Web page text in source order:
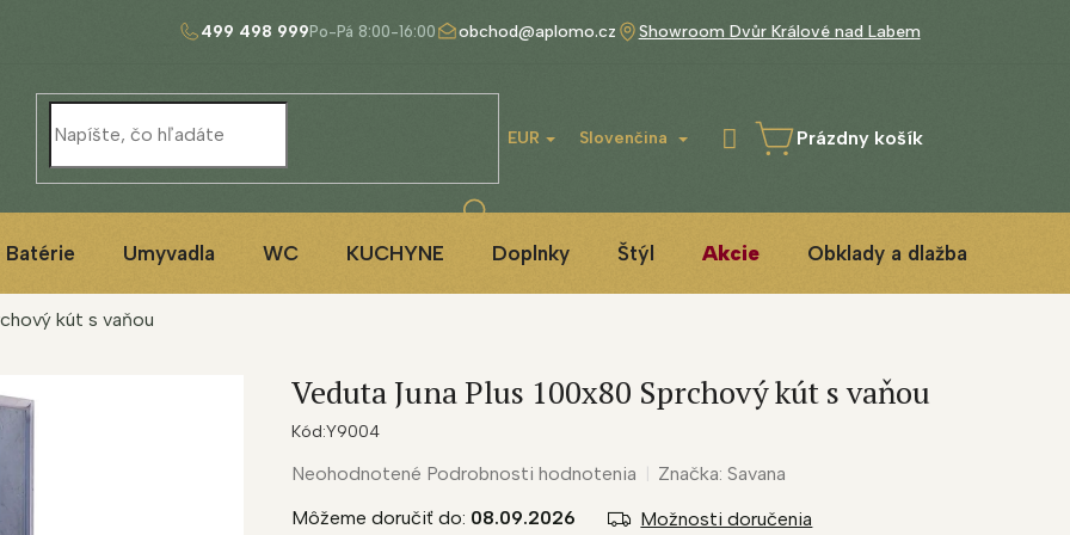
499 498 999 obchod@aplomo.cz Showroom Dvůr Králové nad Labem
EUR Slovenčina
NÁKUPNÝ
Prázdny košík
Batérie Umyvadla WC KUCHYNE Doplnky Štýl Akcie Obklady a dlažba
kút s vaňou
Môžeme doručiť do: 08.09.2026 Možnosti doručenia
Veduta Juna Plus 100x80 Sprchový kút s vaňou
Kód:Y9004
Priemerné
produktu
Neohodnotené Podrobnosti hodnotenia Značka: Savana